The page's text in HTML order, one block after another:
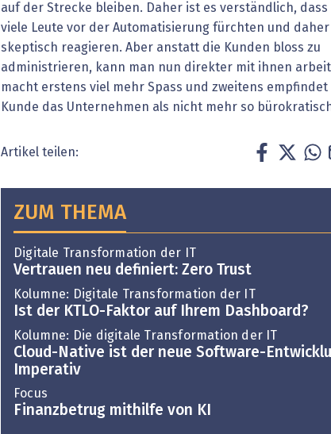
auf der Strecke bleiben. Daher ist es verständlich, dass
viele Leute vor der Automatisierung fürchten und
skeptisch reagieren. Aber anstatt die Kunden bloss zu
administrieren, kann man nun direkter mit ihnen
macht erstens viel mehr Spass und zweitens empfindet
Kunde das Unternehmen als nicht mehr so
Artikel teilen:
ZUM THEMA
Digitale Transformation der IT
Vertrauen neu definiert: Zero Trust
Kolumne: Digitale Transformation der IT
Ist der KTLO-Faktor auf Ihrem Dashboard?
Kolumne: Die digitale Transformation der IT
Cloud-Native ist der neue Software-
Imperativ
Focus
Finanzbetrug mithilfe von KI